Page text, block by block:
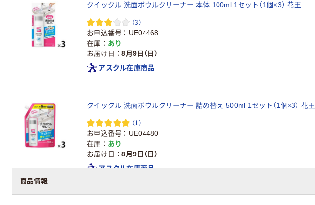
商品情報
クイックル 洗面ボウルクリーナー 本体 100ml 1セット（1個×3） 花王
（3）
お申込番号
UE04468
在庫
あり
お届け日
8月9日（日）
アスクル在庫商品
クイックル 洗面ボウルクリーナー 詰め替え 500ml 1セット（1個×3） 花王
（1）
お申込番号
UE04480
在庫
あり
お届け日
8月9日（日）
アスクル在庫商品